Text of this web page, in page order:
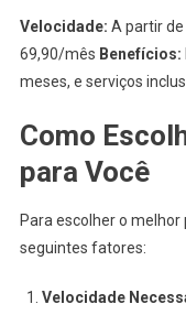
Velocidade: A partir
69,90/mês Benefícios:
meses, e serviços
Como
para Você
Para escolher o
seguintes fatores:
Velocidade